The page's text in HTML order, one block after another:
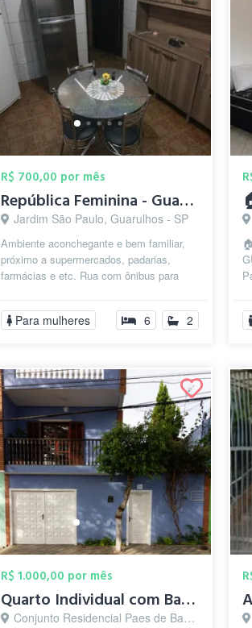
R$ 700,00 por mês
República Feminina - Guarulhos/SP (prox....
Jardim São Paulo, Guarulhos - SP
Ambiente aconchegante e bem familiar,
próximo a supermercados, padarias,
farmácias e etc. Rua com ônibus para
Para mulheres 6 2
R$ 1.000,00 por mês
Quarto Individual com Banheiro Privativo...
Conjunto Residencial Paes de Barros, Guarulhos - SP